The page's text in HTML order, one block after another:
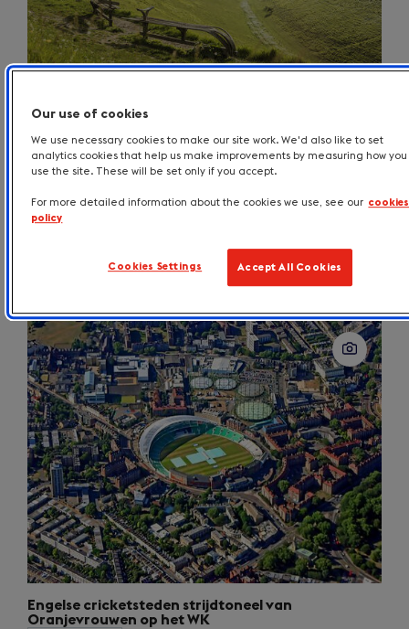
David Hockney (1937–2026): een kleurrijke erfenis
door Engeland
Eerder deze maand overleed de legendarische Britse kunstenaar
David Hockney. Met zijn dood verliest de kunstwereld een van
inspireerden, van Londen tot het noorden van Engeland.
Engelse cricketsteden strijdtoneel van
Oranjevrouwen op het WK
Our use of cookies
We use necessary cookies to make our site work. We'd also like to set
analytics cookies that help us make improvements by measuring how you
use the site. These will be set only if you accept.
For more detailed information about the cookies we use, see our cookies
policy
Cookies Settings Accept All Cookies